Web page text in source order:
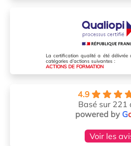
La certification qualité a été
catégories d’actions suivantes :
ACTIONS DE FORMATION
4.9
Basé sur 221
powered by G
Voir les